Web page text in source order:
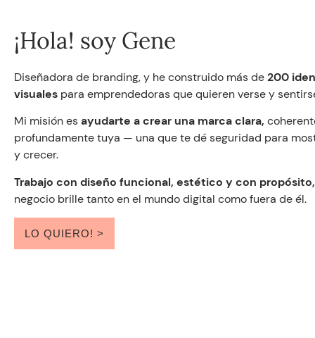
¡Hola! soy Gene
Diseñadora de branding, y he construido más de200
visuales para emprendedoras que quieren verse y
Mi misión esayudarte a crear una marca clara,
profundamente tuya — una que te dé seguridad para
y crecer.
Trabajo con diseño funcional, estético y con propósito,
negocio brille tanto en el mundo digital como fuera de él.
LO QUIERO! >